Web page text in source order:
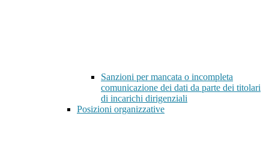
Sanzioni per mancata o incompleta
comunicazione dei dati da parte dei titolari
di incarichi dirigenziali
Posizioni organizzative